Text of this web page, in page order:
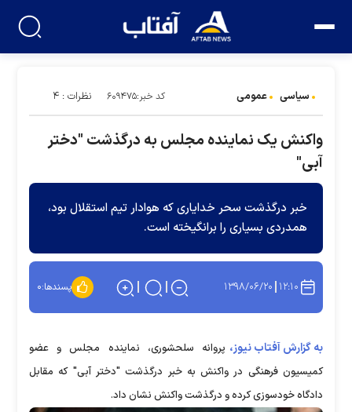
سیاسی عمومی کد خبر:۶۰۹۴۷۵ نظرات : ۴
واکنش یک نماینده مجلس به درگذشت "دختر
آبی"
خبر درگذشت سحر خدایاری که هوادار تیم استقلال بود،
همدردی بسیاری را برانگیخته است.
۱۲:۱۰ ۱۳۹۸/۰۶/۲۰ پسندها:۰
به گزارش آفتاب نیوز، پروانه سلحشوری، نماینده مجلس و عضو
کمیسیون فرهنگی در واکنش به خبر درگذشت "دختر آبی" که مقابل
دادگاهخودسوزی کرده و درگذشت واکنش نشان داد.